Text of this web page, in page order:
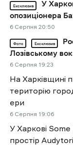
Ексклюзив
У
опозиціонера
6 Cерпня 20:50
Фото Ексклюзив
Лозівському
6 Cерпня 19:23
На Харківщині
територію
ери
6 Cерпня 19:06
У Харкові
простір